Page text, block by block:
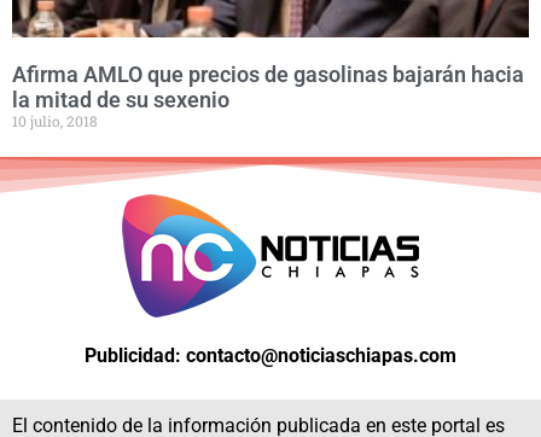
Afirma AMLO que precios de gasolinas bajarán hacia
la mitad de su sexenio
10 julio, 2018
Publicidad: contacto@noticiaschiapas.com
El contenido de la información publicada en este portal es